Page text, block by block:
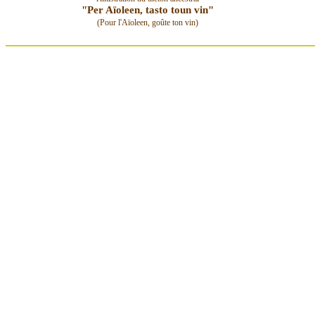
"Per Aïoleen, tasto toun vin"
(Pour l'Aïoleen, goûte ton vin)